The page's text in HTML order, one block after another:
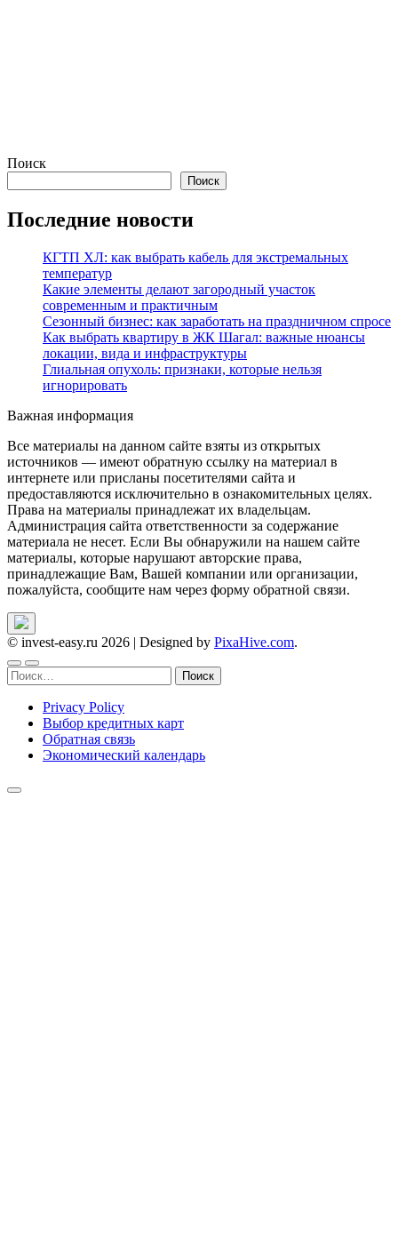
Поиск
Поиск
Последние новости
КГТП ХЛ: как выбрать кабель для экстремальных
температур
Какие элементы делают загородный участок
современным и практичным
Сезонный бизнес: как заработать на праздничном спросе
Как выбрать квартиру в ЖК Шагал: важные нюансы
локации, вида и инфраструктуры
Глиальная опухоль: признаки, которые нельзя
игнорировать
Важная информация
Все материалы на данном сайте взяты из открытых
источников — имеют обратную ссылку на материал в
интернете или присланы посетителями сайта и
предоставляются исключительно в ознакомительных целях.
Права на материалы принадлежат их владельцам.
Администрация сайта ответственности за содержание
материала не несет. Если Вы обнаружили на нашем сайте
материалы, которые нарушают авторские права,
принадлежащие Вам, Вашей компании или организации,
пожалуйста, сообщите нам через форму обратной связи.
© invest-easy.ru 2026 | Designed by PixaHive.com.
Найти:
Privacy Policy
Выбор кредитных карт
Обратная связь
Экономический календарь